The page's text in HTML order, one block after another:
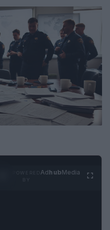
AdhubMedia